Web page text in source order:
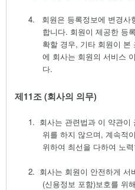
4.
회원은 등록정보에 변경
합니다. 회원이 제공한 등
확할 경우, 기타 회원이 본
에 회사는 회원의 서비스
다.
제11조(회사의 의무)
1. 회사는 관련법과 이 약관이
위를 하지 않으며, 계속적
위하여 최선을 다하여 노
2. 회사는 회원이 안전하게 서
(신용정보 포함)보호를 위